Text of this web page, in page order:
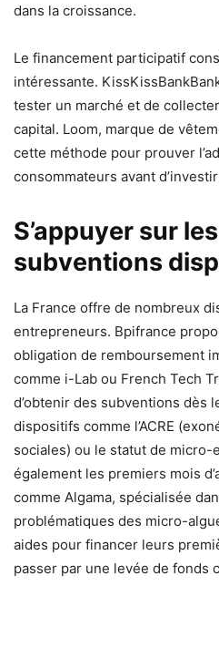
dans la croissance.
Le financement participatif
intéressante.
tester un marché et de
capital. Loom, marque de
cette méthode pour prouver
consommateurs avant
S’appuyer sur
subventions
La France offre de nombreux
entrepreneurs. Bpifrance
obligation de remboursement
comme i-Lab ou French Tech
d’obtenir des subventions dès
dispositifs comme l’ACRE
sociales) ou le statut de
également les premiers mois
comme Algama, spécialisée
problématiques des micro-
aides pour financer leurs
passer par une levée de fonds